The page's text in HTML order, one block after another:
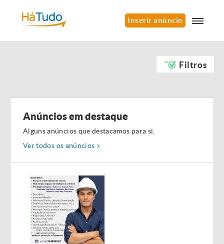
Inserir anúncio
Filtros
Anúncios em destaque
Alguns anúncios que destacamos para si.
Ver todos os anúncios